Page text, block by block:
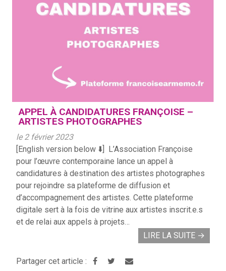
APPEL À CANDIDATURES FRANÇOISE –
ARTISTES PHOTOGRAPHES
le 2 février 2023
[English version below ⬇️] L’Association Françoise
pour l’œuvre contemporaine lance un appel à
candidatures à destination des artistes photographes
pour rejoindre sa plateforme de diffusion et
d’accompagnement des artistes. Cette plateforme
digitale sert à la fois de vitrine aux artistes inscrit.e.s
et de relai aux appels à projets…
LIRE LA SUITE →
Partager cet article :